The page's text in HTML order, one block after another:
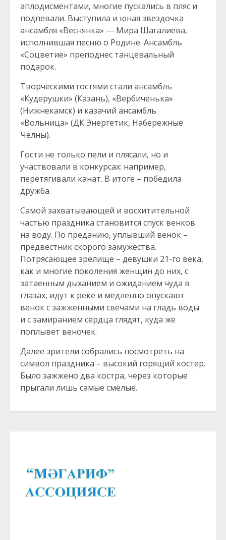
аплодисментами, многие пускались в пляс и
подпевали. Выступила и юная звездочка
ансамбля «Веснянка» — Мира Шагалиева,
исполнившая песню о Родине. Ансамбль
«Соцветие» преподнес танцевальный
подарок.
Творческими гостями стали ансамбль
«Кудерушки» (Казань), «Вербиченька»
(Нижнекамск) и казачий ансамбль
«Вольница» (ДК Энергетик, Набережные
Челны).
Гости не только пели и плясали, но и
участвовали в конкурсах: например,
перетягивали канат. В итоге – победила
дружба.
Самой захватывающей и восхитительной
частью праздника становится спуск венков
на воду. По преданию, уплывший венок –
предвестник скорого замужества.
Потрясающее зрелище – девушки 21-го века,
как и многие поколения женщин до них, с
затаенным дыханием и ожиданием чуда в
глазах, идут к реке и медленно опускают
венок с зажженными свечами на гладь воды
и с замиранием сердца глядят, куда же
поплывет веночек.
Далее зрители собрались посмотреть на
символ праздника – высокий горящий костер.
Было зажжено два костра, через которые
прыгали лишь самые смелые.